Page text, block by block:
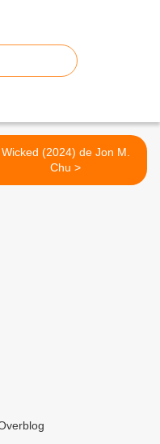
Wicked (2024) de Jon M.
Chu >